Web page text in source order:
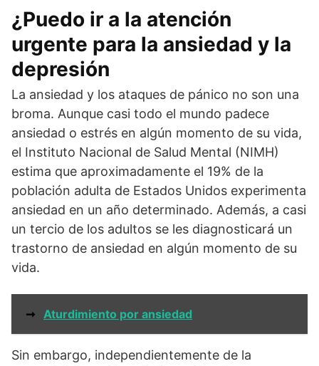
¿Puedo ir a la atención
urgente para la ansiedad y la
depresión
La ansiedad y los ataques de pánico no son una
broma. Aunque casi todo el mundo padece
ansiedad o estrés en algún momento de su vida,
el Instituto Nacional de Salud Mental (NIMH)
estima que aproximadamente el 19% de la
población adulta de Estados Unidos experimenta
ansiedad en un año determinado. Además, a casi
un tercio de los adultos se les diagnosticará un
trastorno de ansiedad en algún momento de su
vida.
➞ Aturdimiento por ansiedad
Sin embargo, independientemente de la